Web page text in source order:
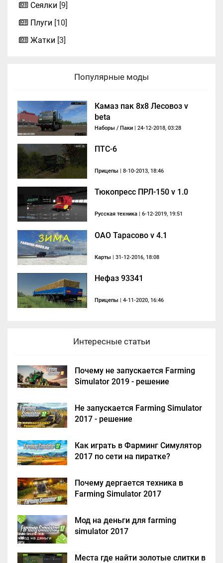
Сеялки [9]
Плуги [10]
Жатки [3]
Популярные моды
Камаз пак 8х8 Лесовоз v
beta
Наборы / Паки | 24-12-2018, 03:28
ПТС-6
Прицепы | 8-10-2013, 18:46
Тюкопресс ПРЛ-150 v 1.0
Русская техника | 6-12-2019, 19:51
ОАО Тарасово v 4.1
Карты | 31-12-2016, 18:08
Нефаз 93341
Прицепы | 4-11-2020, 16:46
Интересные статьи
Почему не запускается Farming
Simulator 2019 - решение
Не запускается Farming Simulator
2017 - решение
Как играть в Фарминг Симулятор
2017 по сети на пиратке?
Почему дергается техника в
Farming Simulator 2017
Мод на деньги для farming
simulator 2017
Места где найти золотые слитки в